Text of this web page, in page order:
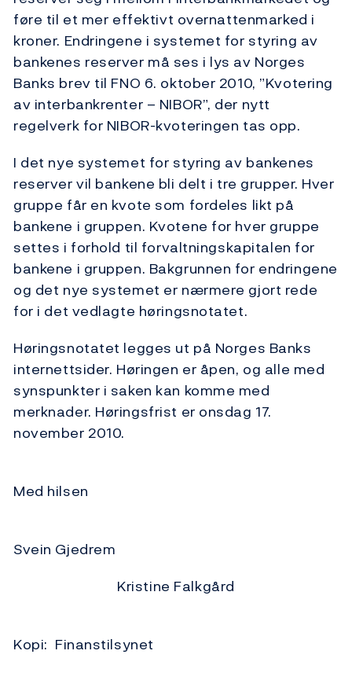
føre til et mer effektivt overnattenmarked i
kroner. Endringene i systemet for styring av
bankenes reserver må ses i lys av Norges
Banks brev til FNO 6. oktober 2010, ”Kvotering
av interbankrenter – NIBOR”, der nytt
regelverk for NIBOR-kvoteringen tas opp.
I det nye systemet for styring av bankenes
reserver vil bankene bli delt i tre grupper. Hver
gruppe får en kvote som fordeles likt på
bankene i gruppen. Kvotene for hver gruppe
settes i forhold til forvaltningskapitalen for
bankene i gruppen. Bakgrunnen for endringene
og det nye systemet er nærmere gjort rede
for i det vedlagte høringsnotatet.
Høringsnotatet legges ut på Norges Banks
internettsider. Høringen er åpen, og alle med
synspunkter i saken kan komme med
merknader. Høringsfrist er onsdag 17.
november 2010.
Med hilsen
Svein Gjedrem
Kristine Falkgård
Kopi: Finanstilsynet